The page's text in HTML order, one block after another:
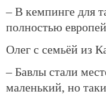
– В кемпинге для
полностью
Олег с семьёй из
– Бавлы стали
маленький, но